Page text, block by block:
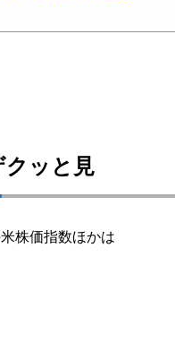
クッと見
株価指数ほかは